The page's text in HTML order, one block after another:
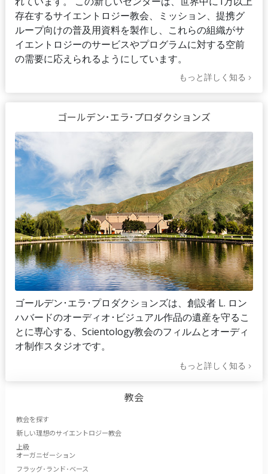
存在するサイエントロジー教会、ミッション、提携グ
ループ向けの普及用資料を製作し、これらの組織がサ
イエントロジーのサービスやプログラムに対する空前
の需要に応えられるようにしています。
もっと詳しく知る
ゴールデン･エラ･プロダクションズ
ゴールデン･エラ･プロダクションズは、創設者 L. ロン
ハバードのオーディオ･ビジュアル作品の遺産を守るこ
とに専心する、Scientology教会のフィルムとオーディ
オ制作スタジオです。
もっと詳しく知る
教会
教会を探す
新しい理想のサイエントロジー教会
上級
オーガニゼーション
フラッグ･ランド･ベース